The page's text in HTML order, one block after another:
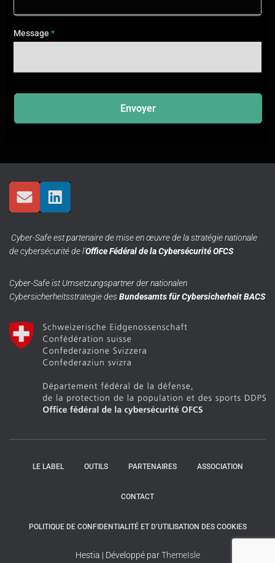
2025
Message *
Envoyer
Cyber-Safe est partenaire de mise en œuvre de la stratégie nationale
de cybersécurité de l’Office Fédéral de la Cybersécurité OFCS
Cyber-Safe ist Umsetzungspartner der nationalen
Cybersicherheitsstrategie desBundesamts für Cybersicherheit BACS
LE LABEL OUTILS PARTENAIRES ASSOCIATION
CONTACT
POLITIQUE DE CONFIDENTIALITÉ ET D’UTILISATION DES COOKIES
Hestia | Développé parThemeIsle